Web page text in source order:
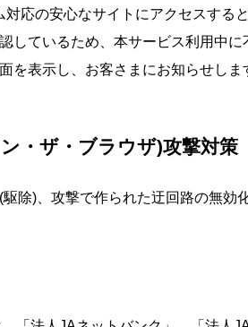
対応の安心なサイトにアクセスする
しているため、本サービス利用中
を表示し、お客さまにお知らせしま
・ザ・ブラウザ)攻撃対策
除)、攻撃で作られた迂回路の無効